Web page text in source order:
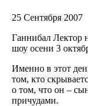
25 Сентября 2007
Ганнибал Лектор
шоу осени 3
Именно в этот
том, кто
о том, что он –
причудами.